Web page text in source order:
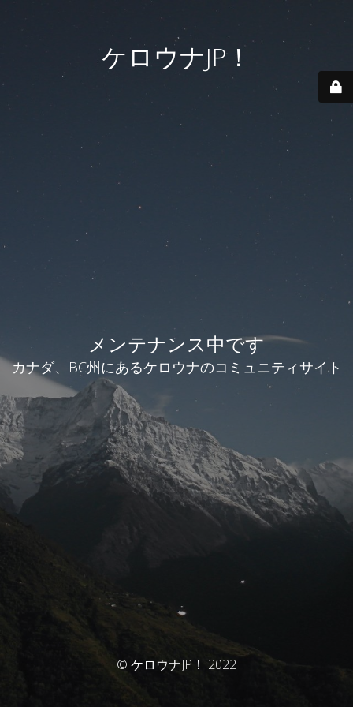
ケロウナJP！
メンテナンス中です
カナダ、BC州にあるケロウナのコミュニティサイト
© ケロウナJP！ 2022